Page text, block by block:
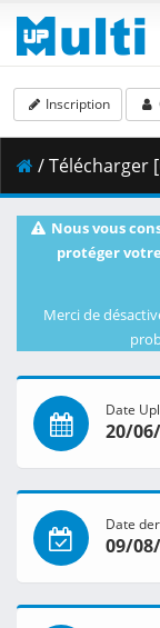
Inscription
/ Télécharger [Crunchyroll]
Nous vous
protéger
Merci de
Date
20/
Date
09/